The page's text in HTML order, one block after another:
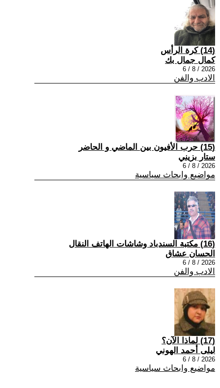
(14) كرة الرأس
كمال جمال بك
2026 / 8 / 6
الادب والفن
(15) حرب الأفيون بين الماضي و الحاضر
ستار بزيني
2026 / 8 / 6
مواضيع وابحاث سياسية
(16) مكتبة السندباد وشاشات الهاتف النقال
الحسان عشاق
2026 / 8 / 6
الادب والفن
(17) لماذا الآن؟
ليلى أحمد الهوني
2026 / 8 / 6
مواضيع وابحاث سياسية